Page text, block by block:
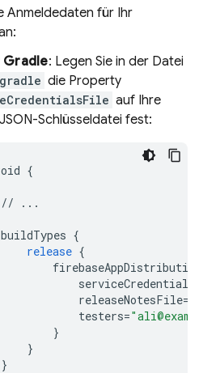
Anmeldedaten für Ihr
Gradle: Legen Sie in der Datei
die Property
auf Ihre
Schlüsseldatei fest:
{
// ...
buildTypes {
release {
firebaseAppDistribution
releaseNotesFile=
testers=
}
}
}